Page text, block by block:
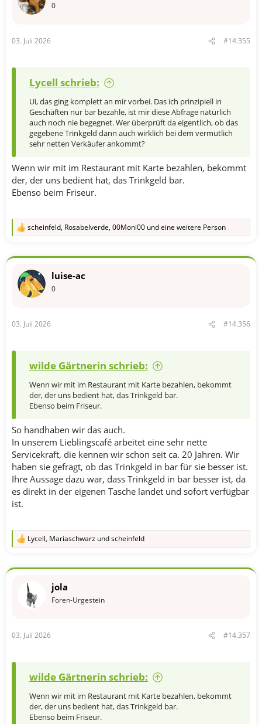
0
03. Juli 2026 #14.355
Lycell schrieb:
Ui, das ging komplett an mir vorbei. Das ich prinzipiell in
Geschäften nur bar bezahle, ist mir diese Abfrage natürlich
auch noch nie begegnet. Wer überprüft da eigentlich, ob das
gegebene Trinkgeld dann auch wirklich bei dem vermutlich
sehr netten Verkäufer ankommt?
Wenn wir mit im Restaurant mit Karte bezahlen, bekommt
der, der uns bedient hat, das Trinkgeld bar.
Ebenso beim Friseur.
R
k
o
:
scheinfeld, Rosabelverde, 00Moni00 und eine weitere Person
luise-ac
0
03. Juli 2026 #14.356
wilde Gärtnerin schrieb:
Wenn wir mit im Restaurant mit Karte bezahlen, bekommt
der, der uns bedient hat, das Trinkgeld bar.
Ebenso beim Friseur.
So handhaben wir das auch.
In unserem Lieblingscafé arbeitet eine sehr nette
Servicekraft, die kennen wir schon seit ca. 20 Jahren. Wir
haben sie gefragt, ob das Trinkgeld in bar für sie besser ist.
Ihre Aussage dazu war, dass Trinkgeld in bar besser ist, da
es direkt in der eigenen Tasche landet und sofort verfügbar
ist.
R
k
:
Lycell, Mariaschwarz undscheinfeld
jola
Foren-Urgestein
03. Juli 2026 #14.357
wilde Gärtnerin schrieb:
Wenn wir mit im Restaurant mit Karte bezahlen, bekommt
der, der uns bedient hat, das Trinkgeld bar.
Ebenso beim Friseur.